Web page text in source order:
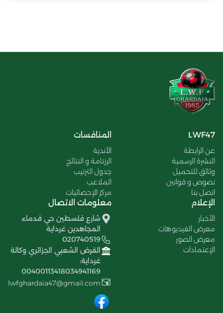
LWF47
عن الرابطة
النشرة الرسمية
وثائق للتحميل
نصوص و قوانين
اتصل بنا
المنافسات
الأندية
الرزنامة و النتائج
جدول الترتيب
الملاعب
مركز الإحصائيات
الإعلام
الأخبار
معرض الفيديوهات
معرض الصور
الإعتمادات
معلومات الاتصال
شارع فلسطين حي قدماء
المجاهدين غرداية
020740519
القرض الشعبي الجزائري وكالة
غرداية:
00400113418034941169
lwfghardaia47@gmail.com